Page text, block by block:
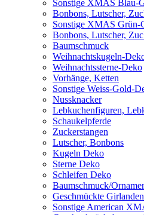
Sonstige XMAS Blau-
Bonbons, Lutscher,
Sonstige XMAS Grün-
Bonbons, Lutscher,
Baumschmuck
Weihnachtskugeln-
Weihnachtssterne-Deko
Vorhänge, Ketten
Sonstige Weiss-Gold-
Nussknacker
Lebkuchenfiguren,
Schaukelpferde
Zuckerstangen
Lutscher, Bonbons
Kugeln Deko
Sterne Deko
Schleifen Deko
Baumschmuck/
Geschmückte Girlanden
Sonstige American